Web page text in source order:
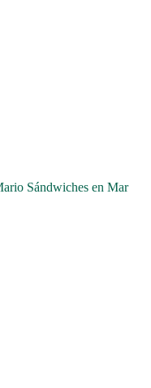
Sándwiches en Mar